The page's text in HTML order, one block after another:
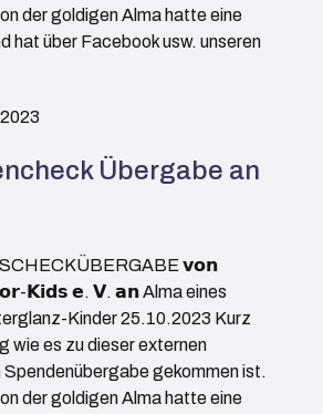
der goldigen Alma hatte eine
hat über Facebook usw. unseren
Übergabe an
𝘃𝗼𝗻
𝗞𝗶𝗱𝘀 𝗲. 𝗩. 𝗮𝗻 Alma eines
Kinder 25.10.2023 Kurz
wie es zu dieser externen
gekommen ist.
der goldigen Alma hatte eine